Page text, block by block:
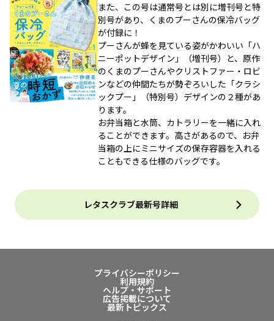
また、この号は通常号とは別に増刊号と特
別号があり、くまのプーさんの保冷バッグ
が付録に！
プーさんが蜂を見ている姿がかわいい「ハ
ニーポットデザイン」（増刊号）と、原作
のくまのプーさんやクリストファー・ロビ
ンなどの仲間たちが勢ぞろいした「クラシ
ックプー」（特別号）デザインの２種があ
ります。
お弁当箱と水筒、カトラリーを一緒に入れ
ることができます。高さがあるので、お弁
当箱の上にミニサイズの保存容器を入れる
こともできる仕様のバッグです。
レタスクラブ最新号詳細
プライバシーポリシー
利用規約
ヘルプ・サポート
広告掲載について
最新トピックス